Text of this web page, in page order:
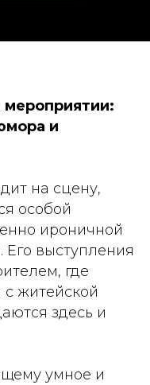
и
на сцену,
особой
ироничной
Его выступления
где
житейской
здесь и
умное и